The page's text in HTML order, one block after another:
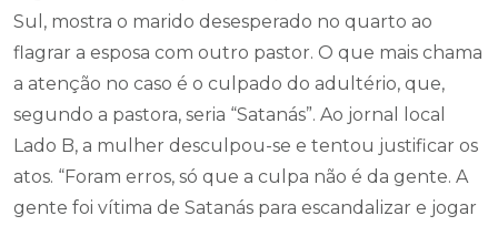
Sul, mostra o marido desesperado no quarto ao
flagrar a esposa com outro pastor. O que mais chama
a atenção no caso é o culpado do adultério, que,
segundo a pastora, seria “Satanás”. Ao jornal local
Lado B, a mulher desculpou-se e tentou justificar os
atos. “Foram erros, só que a culpa não é da gente. A
gente foi vítima de Satanás para escandalizar e jogar